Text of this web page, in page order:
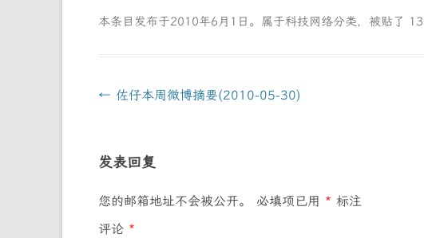
本条目发布于2010年6月1日 。属于科技网络分类，被贴了
文
航
← 佐仔本周微博摘要(2010-05-30)
发表回复
您的邮箱地址不会被公开。 必填项已用 * 标注
评论 *